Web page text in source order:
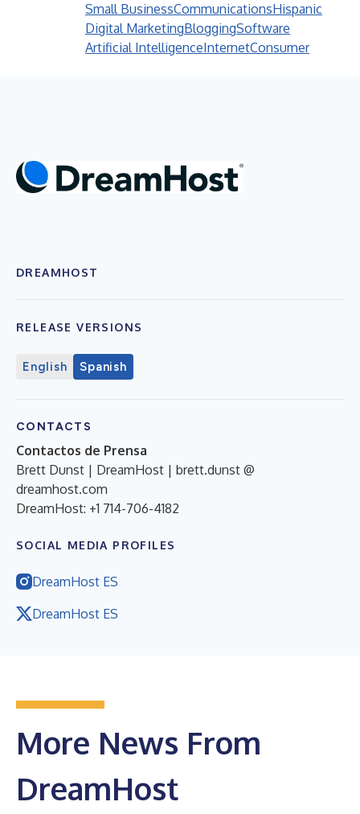
Small BusinessCommunicationsHispanic
Digital MarketingBloggingSoftware
Artificial IntelligenceInternetConsumer
DREAMHOST
RELEASE VERSIONS
English Spanish
CONTACTS
Contactos de Prensa
Brett Dunst | DreamHost | brett.dunst @
dreamhost.com
DreamHost: +1 714-706-4182
SOCIAL MEDIA PROFILES
DreamHost ES
DreamHost ES
More News From
DreamHost